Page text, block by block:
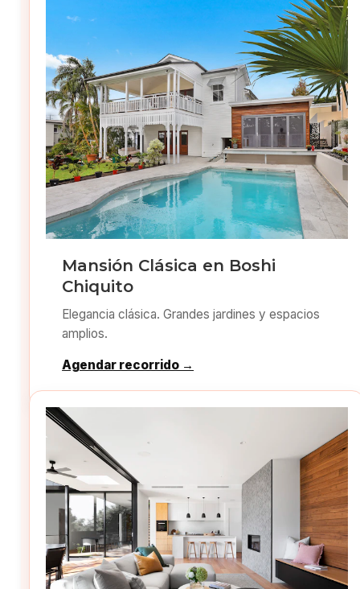
Mansión Clásica en Boshi
Chiquito
Elegancia clásica. Grandes jardines y espacios
amplios.
Agendar recorrido →